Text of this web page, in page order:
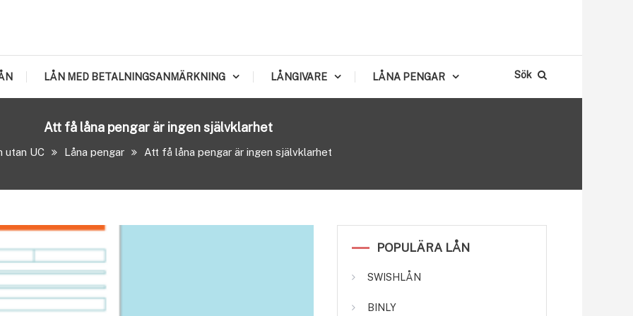
LÅN MED BETALNINGSANMÄRKNING LÅNGIVARE LÅNA PENGAR Sök
Att få låna pengar är ingen självklarhet
utan UC Låna pengar Att få låna pengar är ingen självklarhet
POPULÄRA LÅN
SWISHLÅN
BINLY